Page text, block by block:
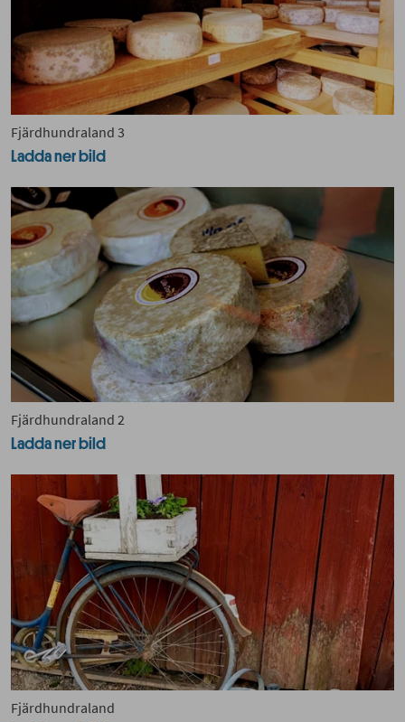
Fjärdhundraland 3
Ladda ner bild
Fjärdhundraland 2
Ladda ner bild
Fjärdhundraland